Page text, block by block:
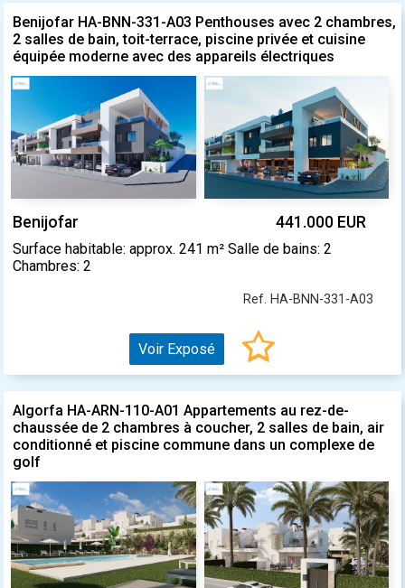
Benijofar HA-BNN-331-A03 Penthouses avec 2 chambres,
2 salles de bain, toit-terrace, piscine privée et cuisine
équipée moderne avec des appareils électriques
Benijofar 441.000 EUR
Surface habitable: approx. 241 m² Salle de bains: 2
Chambres: 2
Ref. HA-BNN-331-A03
Voir Exposé
Algorfa HA-ARN-110-A01 Appartements au rez-de-
chaussée de 2 chambres à coucher, 2 salles de bain, air
conditionné et piscine commune dans un complexe de
golf